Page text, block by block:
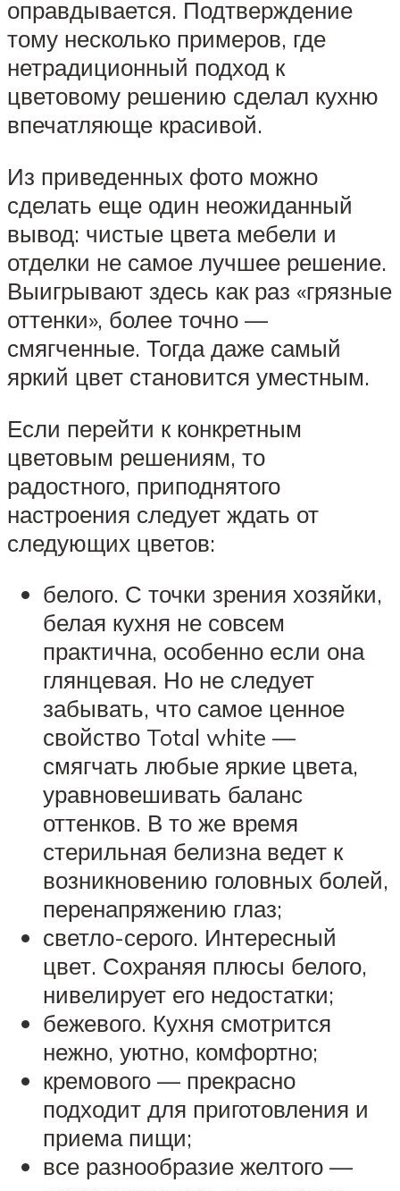
оправдывается. Подтверждение
тому несколько примеров, где
нетрадиционный подход к
цветовому решению сделал кухню
впечатляюще красивой.
Из приведенных фото можно
сделать еще один неожиданный
вывод: чистые цвета мебели и
отделки не самое лучшее решение.
Выигрывают здесь как раз «грязные
оттенки», более точно —
смягченные. Тогда даже самый
яркий цвет становится уместным.
Если перейти к конкретным
цветовым решениям, то
радостного, приподнятого
настроения следует ждать от
следующих цветов:
белого. С точки зрения хозяйки,
белая кухня не совсем
практична, особенно если она
глянцевая. Но не следует
забывать, что самое ценное
свойство Total white —
смягчать любые яркие цвета,
уравновешивать баланс
оттенков. В то же время
стерильная белизна ведет к
возникновению головных болей,
перенапряжению глаз;
светло-серого. Интересный
цвет. Сохраняя плюсы белого,
нивелирует его недостатки;
бежевого. Кухня смотрится
нежно, уютно, комфортно;
кремового — прекрасно
подходит для приготовления и
приема пищи;
все разнообразие желтого —